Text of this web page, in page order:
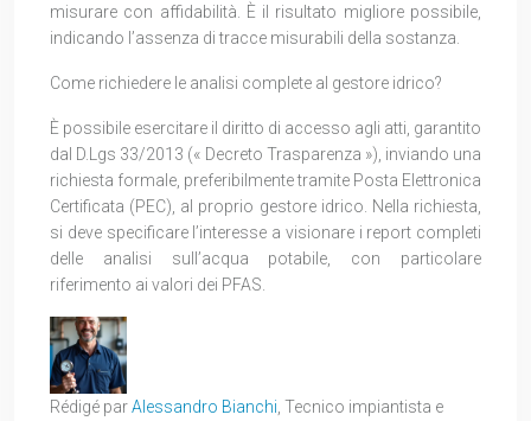
misurare con affidabilità. È il risultato migliore possibile,
indicando l’assenza di tracce misurabili della sostanza.
Come richiedere le analisi complete al gestore idrico?
È possibile esercitare il diritto di accesso agli atti, garantito
dal D.Lgs 33/2013 (« Decreto Trasparenza »), inviando una
richiesta formale, preferibilmente tramite Posta Elettronica
Certificata (PEC), al proprio gestore idrico. Nella richiesta,
si deve specificare l’interesse a visionare i report completi
delle analisi sull’acqua potabile, con particolare
riferimento ai valori dei PFAS.
Rédigé parAlessandro Bianchi , Tecnico impiantista e